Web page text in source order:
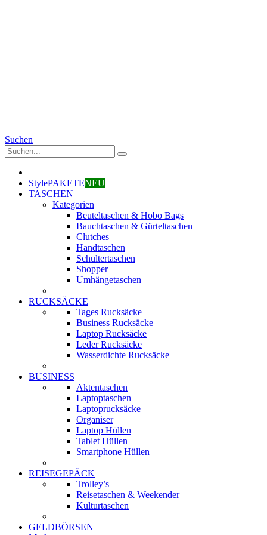
Suchen
StylePAKETENEU
TASCHEN
Kategorien
Beuteltaschen & Hobo Bags
Bauchtaschen & Gürteltaschen
Clutches
Handtaschen
Schultertaschen
Shopper
Umhängetaschen
RUCKSÄCKE
Tages Rucksäcke
Business Rucksäcke
Laptop Rucksäcke
Leder Rucksäcke
Wasserdichte Rucksäcke
BUSINESS
Aktentaschen
Laptoptaschen
Laptoprucksäcke
Organiser
Laptop Hüllen
Tablet Hüllen
Smartphone Hüllen
REISEGEPÄCK
Trolley’s
Reisetaschen & Weekender
Kulturtaschen
GELDBÖRSEN